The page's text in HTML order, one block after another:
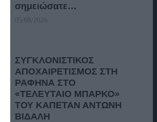
σημειώσατε…
05/08/2026
ΣΥΓΚΛΟΝΙΣΤΙΚΟΣ
ΑΠΟΧΑΙΡΕΤΙΣΜΟΣ ΣΤΗ
ΡΑΦΗΝΑ ΣΤΟ
«ΤΕΛΕΥΤΑΙΟ ΜΠΑΡΚΟ»
ΤΟΥ ΚΑΠΕΤΑΝ ΑΝΤΩΝΗ
ΒΙΔΑΛΗ